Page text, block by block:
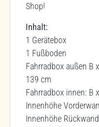
Shop!
Inhalt:
1 Gerätebox
1 Fußboden
Fahrradbox außen B
139 cm
Fahrradbox innen: B
Innenhöhe
Innenhöhe